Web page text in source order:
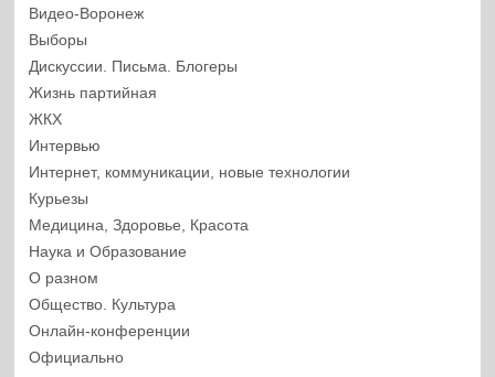
Видео-Воронеж
Выборы
Дискуссии. Письма. Блогеры
Жизнь партийная
ЖКХ
Интервью
Интернет, коммуникации, новые технологии
Курьезы
Медицина, Здоровье, Красота
Наука и Образование
О разном
Общество. Культура
Онлайн-конференции
Официально